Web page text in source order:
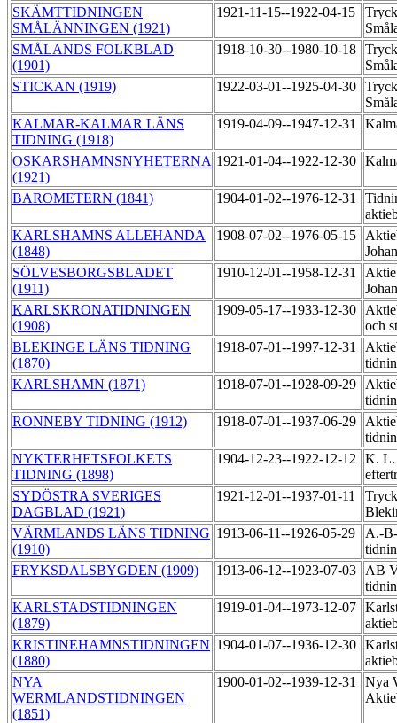
SKÄMTTIDNINGEN
SMÅLÄNNINGEN (1921)
1921-11-15--1922-04-15
SMÅLANDS FOLKBLAD
(1901)
1918-10-30--1980-10-18
STICKAN (1919)
1922-03-01--1925-04-30
KALMAR-KALMAR LÄNS
TIDNING (1918)
1919-04-09--1947-12-31
OSKARSHAMNSNYHETERNA
(1921)
1921-01-04--1922-12-30
BAROMETERN (1841) 1904-01-02--1976-12-31
KARLSHAMNS ALLEHANDA
(1848)
1908-07-02--1976-05-15
SÖLVESBORGSBLADET
(1911)
1910-12-01--1958-12-31
KARLSKRONATIDNINGEN
(1908)
1909-05-17--1933-12-30
och
BLEKINGE LÄNS TIDNING
(1870)
1918-07-01--1997-12-31
KARLSHAMN (1871)
1918-07-01--1928-09-29
RONNEBY TIDNING (1912)
1918-07-01--1937-06-29
NYKTERHETSFOLKETS
TIDNING (1898)
1904-12-23--1922-12-12
K. L.
SYDÖSTRA SVERIGES
DAGBLAD (1921)
1921-12-01--1937-01-11
VÄRMLANDS LÄNS TIDNING
(1910)
1913-06-11--1926-05-29
A.-
FRYKSDALSBYGDEN (1909)
1913-06-12--1923-07-03
AB
KARLSTADSTIDNINGEN
(1879)
1919-01-04--1973-12-07
KRISTINEHAMNSTIDNINGEN
(1880)
1904-01-07--1936-12-30
NYA
WERMLANDSTIDNINGEN
(1851)
1900-01-02--1939-12-31
Nya